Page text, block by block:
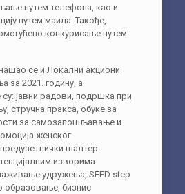
путем телефона, као и
путем маила. Такође,
конкурисање путем
се и Локални акциони
за 2021. годину, а
јавни радови, подршка при
стручна пракса, обуке за
за самозапошљавање и
женског
шалтер-
изворима
удружења, SEED step
образовање, бизнис